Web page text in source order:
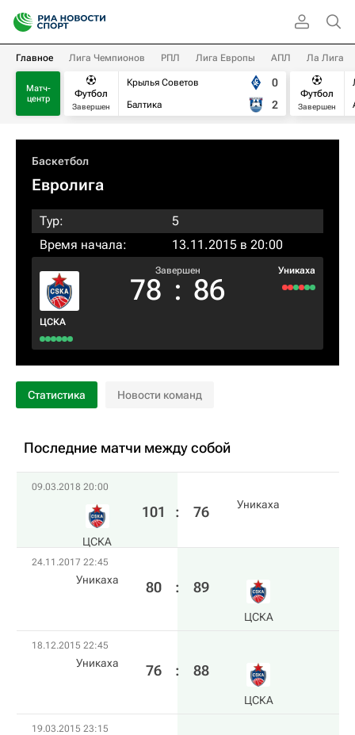
Главное Лига Чемпионов РПЛ Лига Европы АПЛ Ла Лига
Матч-
центр
Футбол
Завершен
Крылья Советов
Балтика
0
2
Футбол
Завершен
Баскетбол
Евролига
Тур:
5
Время начала:
13.11.2015 в 20:00
ЦСКА
Завершен
78 : 86
Уникаха
Статистика Новости команд
Последние матчи между собой
09.03.2018 20:00
ЦСКА
101 : 76 Уникаха
24.11.2017 22:45
Уникаха 80 : 89
ЦСКА
18.12.2015 22:45
Уникаха 76 : 88
ЦСКА
19.03.2015 23:15